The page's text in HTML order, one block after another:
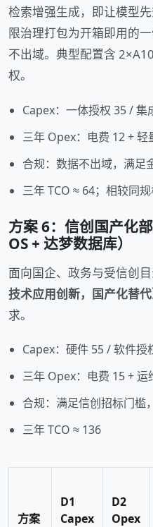
检索增强生成，即让模型
限治理打包为开箱即用的
不出域。典型配置含
权。
Capex：一体授权 35 / 集
三年 Opex：电费 12 + 轻
合规：数据不出域，满足
三年 TCO ≈ 64；相较同
方案 6：信创国产化
OS + 达梦数据库）
面向国企、政务与受信创目
技术应用创新，国产化替代
求。
Capex：硬件 55 / 软件授
三年 Opex：电费 15 + 运
合规：满足信创招标门槛
三年 TCO ≈ 136
方案
D1
Capex
D2
Opex